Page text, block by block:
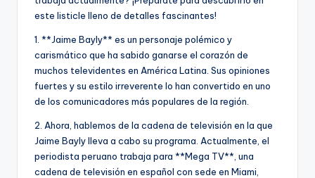
este listicle lleno de detalles fascinantes!
1. **Jaime Bayly** es un personaje polémico y
carismático que ha sabido ganarse el corazón de
muchos televidentes en América Latina. Sus opiniones
fuertes y su estilo irreverente lo han convertido en uno
de los comunicadores más populares de la región.
2. Ahora, hablemos de la cadena de televisión en la que
Jaime Bayly lleva a cabo su programa. Actualmente, el
periodista peruano trabaja para **Mega TV**, una
cadena de televisión en español con sede en Miami,